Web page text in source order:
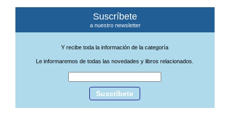
Suscríbete
a nuestro newsletter
Y recibe toda la información de la categoría
Le informaremos de todas las novedades y libros relacionados.
Suscríbete